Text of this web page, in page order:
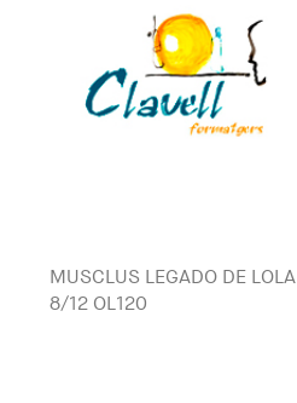
MUSCLUS LEGADO DE LOLA
8/12 OL120